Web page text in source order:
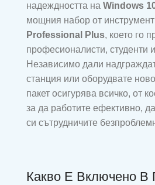
надеждността на Windows
мощния набор от
Professional Plus, което го
професионалисти, студенти
Независимо дали
станция или оборудвате
пакет осигурява всичко, от
за да работите ефективно,
си сътрудничите
Какво Е Включено В